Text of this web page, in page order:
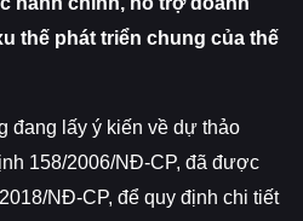
thế phát triển chung của thế
đang lấy ý kiến về dự thảo
158/2006/NĐ-CP, đã được
NĐ-CP, để quy định chi tiết